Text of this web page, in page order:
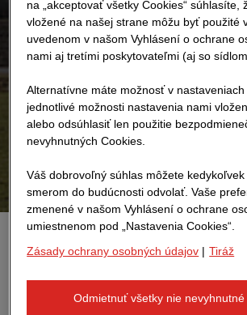
STRABAG má ambiciózne ciele pre
budovaní lepšej budúcnosti. Inovácie sú
na „akceptovať všetky Cookies“ súhlasíte,
vložené na našej strane môžu byť použité
uvedenom v našom Vyhlásení o ochrane
nami aj tretími poskytovateľmi (aj so
Alternatívne máte možnosť v
jednotlivé možnosti nastavenia nami
alebo odsúhlasiť len použitie
nevyhnutných Cookies.
Váš dobrovoľný súhlas môžete
smerom do budúcnosti odvolať. Vaše
zmenené v našom Vyhlásení o ochrane
umiestnenom pod „Nastavenia Cookies“.
Zásady ochrany osobných údajov | Tiráž
Odmietnuť všetky nie nevyhnutné